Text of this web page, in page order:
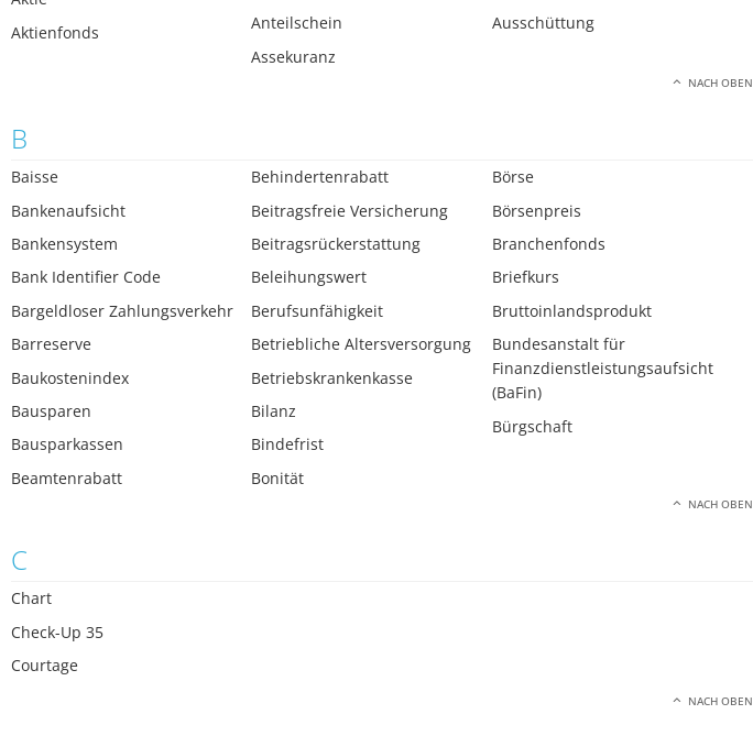
Aktienfonds
Anteilschein
Assekuranz
Ausschüttung
NACH OBEN
B
Baisse
Bankenaufsicht
Bankensystem
Bank Identifier Code
Bargeldloser Zahlungsverkehr
Barreserve
Baukostenindex
Bausparen
Bausparkassen
Beamtenrabatt
Behindertenrabatt
Beitragsfreie Versicherung
Beitragsrückerstattung
Beleihungswert
Berufsunfähigkeit
Betriebliche Altersversorgung
Betriebskrankenkasse
Bilanz
Bindefrist
Bonität
Börse
Börsenpreis
Branchenfonds
Briefkurs
Bruttoinlandsprodukt
Bundesanstalt für
Finanzdienstleistungsaufsicht
(BaFin)
Bürgschaft
NACH OBEN
C
Chart
Check-Up 35
Courtage
NACH OBEN